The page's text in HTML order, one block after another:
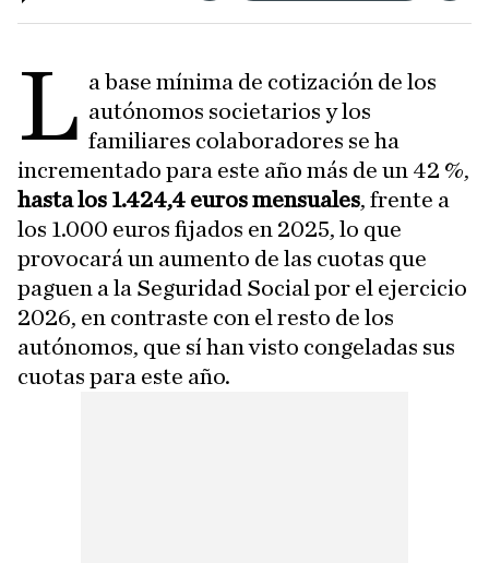
L a base mínima de cotización de los
autónomos societarios y los
familiares colaboradores se ha
incrementado para este año más de un 42 %,
hasta los 1.424,4 euros mensuales, frente a
los 1.000 euros fijados en 2025, lo que
provocará un aumento de las cuotas que
paguen a la Seguridad Social por el ejercicio
2026, en contraste con el resto de los
autónomos, que sí han visto congeladas sus
cuotas para este año.